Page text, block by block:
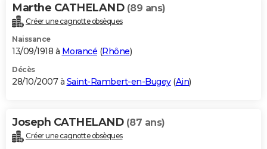
Marthe CATHELAND (89 ans)
Créer une cagnotte obsèques
Naissance
13/09/1918 à Morancé (Rhône)
Décès
28/10/2007 à Saint-Rambert-en-Bugey(Ain)
Joseph CATHELAND (87 ans)
Créer une cagnotte obsèques